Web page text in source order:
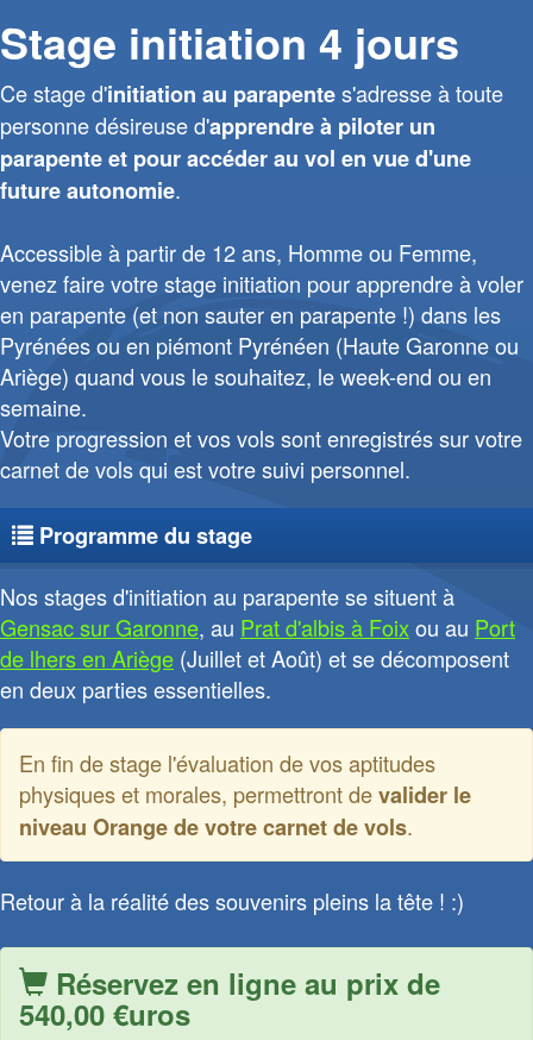
Stage initiation 4 jours
Ce stage d'initiation au parapentes'adresse à toute
personne désireuse d'apprendre à piloter un
parapente et pour accéder au vol en vue d'une
future autonomie.
Accessible à partir de 12 ans, Homme ou Femme,
venez faire votre stage initiation pour apprendre à voler
en parapente (et non sauter en parapente !) dans les
Pyrénées ou en piémont Pyrénéen (Haute Garonne ou
Ariège) quand vous le souhaitez, le week-end ou en
semaine.
Votre progression et vos vols sont enregistrés sur votre
carnet de vols qui est votre suivi personnel.
Programme du stage
Nos stages d'initiation au parapente se situent à
Gensac sur Garonne, au Prat d'albis à Foixou au Port
de lhers en Ariège (Juillet et Août) et se décomposent
en deux parties essentielles.
En fin de stage l'évaluation de vos aptitudes
physiques et morales, permettront devalider le
niveau Orange de votre carnet de vols.
Retour à la réalité des souvenirs pleins la tête ! :)
Réservez en ligne au prix de
540,00 €uros